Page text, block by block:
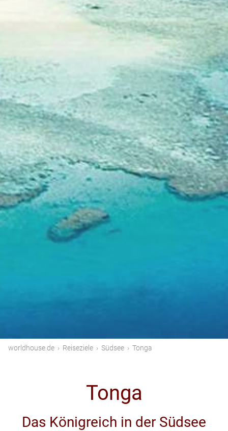
worldhouse.de › Reiseziele › Südsee › Tonga
Tonga
Das Königreich in der Südsee